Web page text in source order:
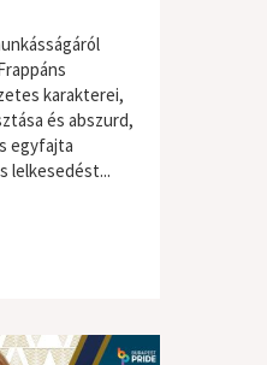
karakterei,
és abszurd,
egyfajta
lelkesedést...